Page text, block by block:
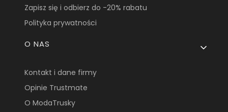
Zapisz się i odbierz do -20% rabatu
Polityka prywatności
O NAS
Kontakt i dane firmy
Opinie Trustmate
O ModaTrusky